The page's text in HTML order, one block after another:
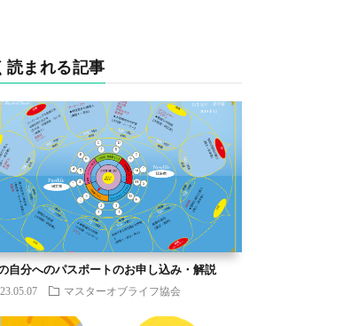
読まれる記事
自分へのパスポートのお申し込み・解説
マスターオブライフ協会